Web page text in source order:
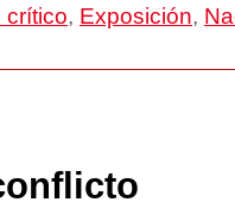
crítico, Exposición,